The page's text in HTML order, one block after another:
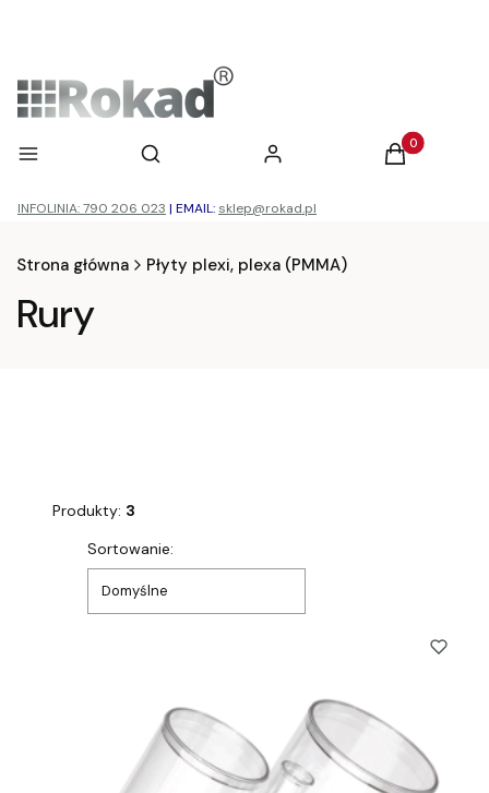
Menu Otwórz wyszukiwarkę
Szukaj Zaloguj się Produkty w
Koszyk
INFOLINIA: 790 206 023 | EMAIL: sklep@rokad.pl
Strona główna Płyty plexi, plexa (PMMA)
Rury
Produkty: 3
Lista produktów
Sortowanie:
Domyślne